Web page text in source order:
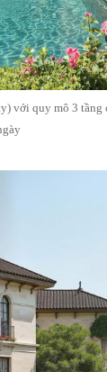
với quy mô 3 tầng